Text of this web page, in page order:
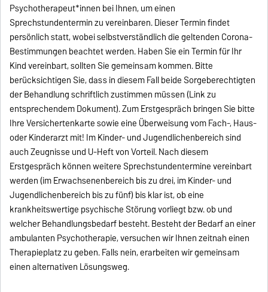
Psychotherapeut*innen bei Ihnen, um einen
Sprechstundentermin zu vereinbaren. Dieser Termin findet
persönlich statt, wobei selbstverständlich die geltenden Corona-
Bestimmungen beachtet werden. Haben Sie ein Termin für Ihr
Kind vereinbart, sollten Sie gemeinsam kommen. Bitte
berücksichtigen Sie, dass in diesem Fall beide Sorgeberechtigten
der Behandlung schriftlich zustimmen müssen (Link zu
entsprechendem Dokument). Zum Erstgespräch bringen Sie bitte
Ihre Versichertenkarte sowie eine Überweisung vom Fach-, Haus-
oder Kinderarzt mit! Im Kinder- und Jugendlichenbereich sind
auch Zeugnisse und U-Heft von Vorteil. Nach diesem
Erstgespräch können weitere Sprechstundentermine vereinbart
werden (im Erwachsenenbereich bis zu drei, im Kinder- und
Jugendlichenbereich bis zu fünf) bis klar ist, ob eine
krankheitswertige psychische Störung vorliegt bzw. ob und
welcher Behandlungsbedarf besteht. Besteht der Bedarf an einer
ambulanten Psychotherapie, versuchen wir Ihnen zeitnah einen
Therapieplatz zu geben. Falls nein, erarbeiten wir gemeinsam
einen alternativen Lösungsweg.